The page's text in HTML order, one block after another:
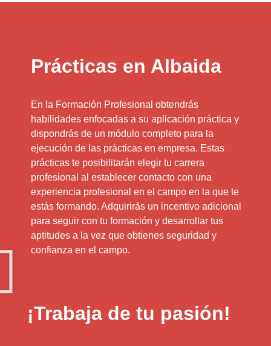
Prácticas en Albaida
En la Formación Profesional obtendrás
habilidades enfocadas a su aplicación práctica y
dispondrás de un módulo completo para la
ejecución de las prácticas en empresa. Estas
prácticas te posibilitarán elegir tu carrera
profesional al establecer contacto con una
experiencia profesional en el campo en la que te
estás formando. Adquirirás un incentivo adicional
para seguir con tu formación y desarrollar tus
aptitudes a la vez que obtienes seguridad y
confianza en el campo.
¡Trabaja de tu pasión!